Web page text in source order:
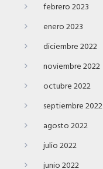
febrero 2023
enero 2023
diciembre 2022
noviembre 2022
octubre 2022
septiembre 2022
agosto 2022
julio 2022
junio 2022